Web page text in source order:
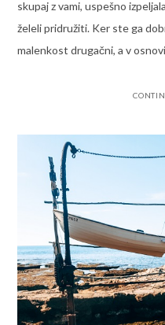
skupaj z vami, uspešno
želeli pridružiti. Ker ste ga
malenkost drugačni, a v